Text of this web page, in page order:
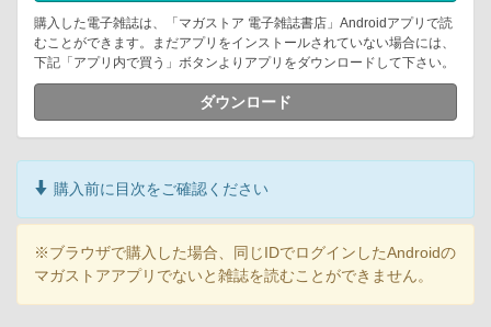
購入した電子雑誌は、「マガストア 電子雑誌書店」Androidアプリで読
むことができます。まだアプリをインストールされていない場合には、
下記「アプリ内で買う」ボタンよりアプリをダウンロードして下さい。
ダウンロード
購入前に目次をご確認ください
※ブラウザで購入した場合、同じIDでログインしたAndroidの
マガストアアプリでないと雑誌を読むことができません。